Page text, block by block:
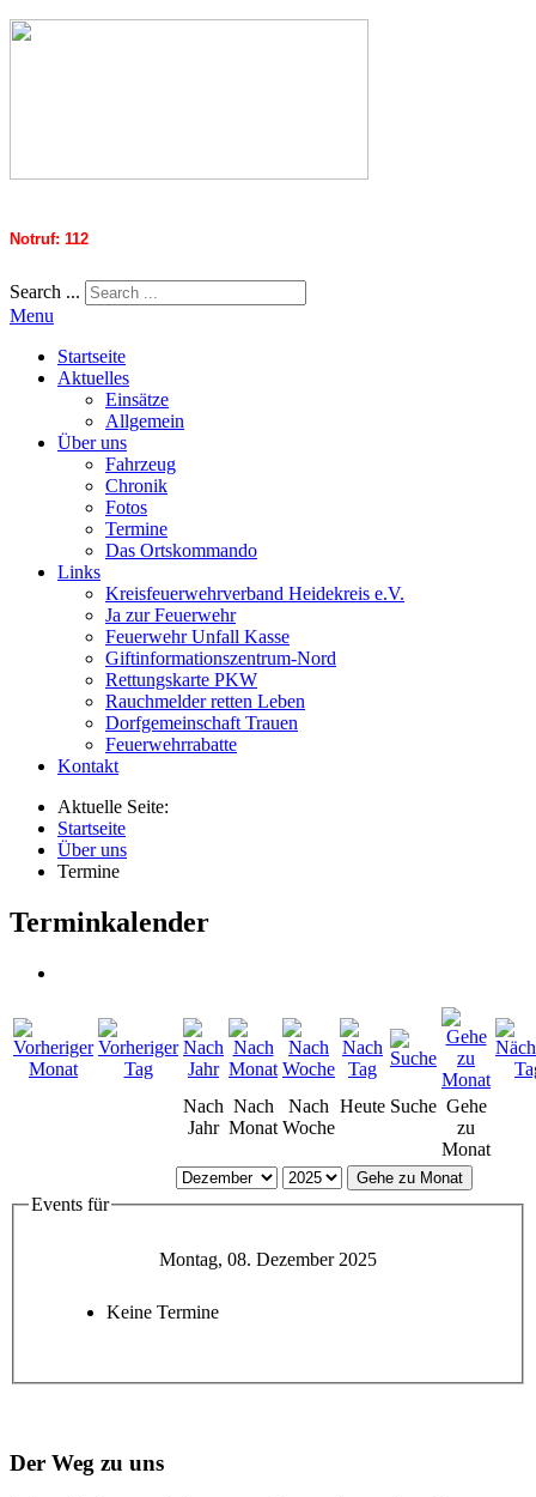
Notruf: 112
Search ...
Menu
Startseite
Aktuelles
Einsätze
Allgemein
Über uns
Fahrzeug
Chronik
Fotos
Termine
Das Ortskommando
Links
Kreisfeuerwehrverband Heidekreis e.V.
Ja zur Feuerwehr
Feuerwehr Unfall Kasse
Giftinformationszentrum-Nord
Rettungskarte PKW
Rauchmelder retten Leben
Dorfgemeinschaft Trauen
Feuerwehrrabatte
Kontakt
Aktuelle Seite:
Startseite
Über uns
Termine
Terminkalender
Nach
Jahr
Nach
Monat
Nach
Woche
Heute Suche Gehe
zu
Monat
Gehe zu Monat
Events für
Montag, 08. Dezember 2025
Keine Termine
Der Weg zu uns